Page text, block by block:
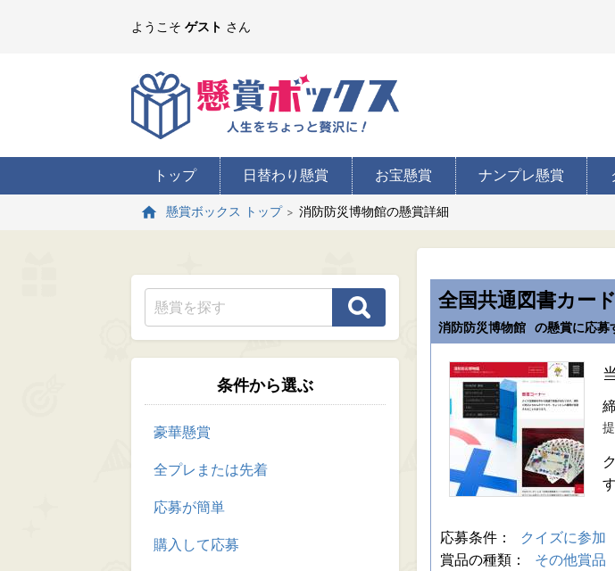
ようこそ ゲスト さん
トップ 日替わり懸賞 お宝懸賞 ナンプレ懸賞
懸賞ボックス トップ 消防防災博物館の懸賞詳細
条件から選ぶ
豪華懸賞
全プレまたは先着
応募が簡単
購入して応募
全国共通図書カー
消防防災博物館 の懸賞に応募
応募条件：
クイズに参加
賞品の種類：
その他賞品